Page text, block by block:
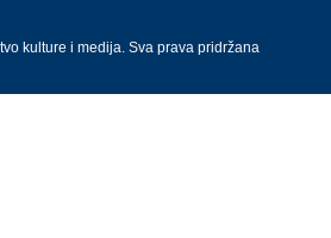
kulture i medija. Sva prava pridržana